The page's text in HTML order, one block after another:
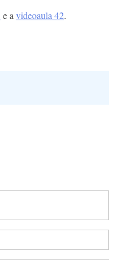
e a videoaula 42.